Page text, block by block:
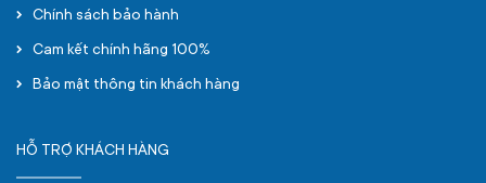
Chính sách bảo hành
Cam kết chính hãng 100%
Bảo mật thông tin khách hàng
HỖ TRỢ KHÁCH HÀNG